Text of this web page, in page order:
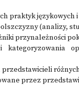
praktyk językowych
(analizy,
przynależności
kategoryzowania
przedstawicieli
przez